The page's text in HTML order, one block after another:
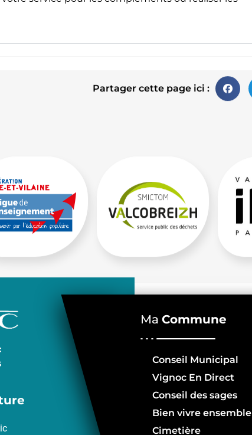
Partager cette page ici :
Ma Commune
Conseil Municipal
Vignoc En Direct
Conseil des sages
Bien vivre ensemble
Cimetière